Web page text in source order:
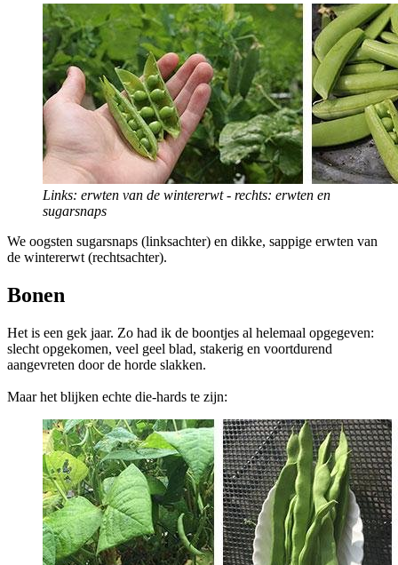
Links: erwten van de wintererwt - rechts: erwten en
sugarsnaps
We oogsten sugarsnaps (linksachter) en dikke, sappige erwten van
de wintererwt (rechtsachter).
Bonen
Het is een gek jaar. Zo had ik de boontjes al helemaal opgegeven:
slecht opgekomen, veel geel blad, stakerig en voortdurend
aangevreten door de horde slakken.
Maar het blijken echte die-hards te zijn: